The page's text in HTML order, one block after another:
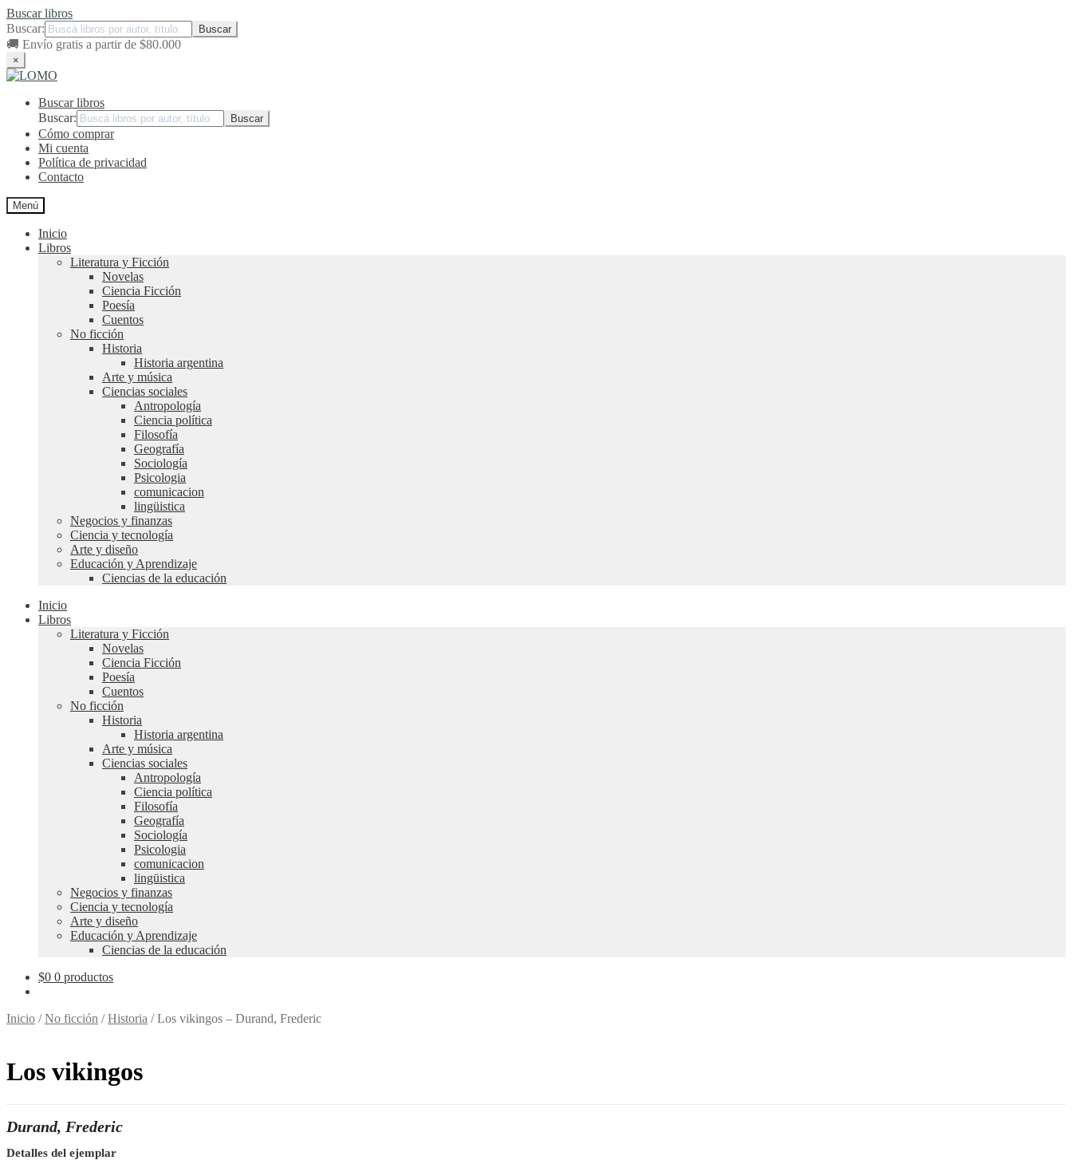
Buscar libros
Buscar:
🚚 Envío gratis a partir de $80.000
×
Ir
navegación
Ir
contenidoBuscar libros
Buscar:
Cómo comprar
Mi cuenta
Política de privacidad
Contacto
Menú
Inicio
Libros
Literatura y Ficción
Novelas
Ciencia Ficción
Poesía
Cuentos
No ficción
Historia
Historia argentina
Arte y música
Ciencias sociales
Antropología
Ciencia política
Filosofía
Geografía
Sociología
Psicologia
comunicacion
lingüistica
Negocios y finanzas
Ciencia y tecnología
Arte y diseño
Educación y Aprendizaje
Ciencias de la educación
Inicio
Libros
Literatura y Ficción
Novelas
Ciencia Ficción
Poesía
Cuentos
No ficción
Historia
Historia argentina
Arte y música
Ciencias sociales
Antropología
Ciencia política
Filosofía
Geografía
Sociología
Psicologia
comunicacion
lingüistica
Negocios y finanzas
Ciencia y tecnología
Arte y diseño
Educación y Aprendizaje
Ciencias de la educación
$0 0 productos
Inicio /No ficción /Historia /Los vikingos – Durand, Frederic
Los vikingos
Durand, Frederic
Detalles del ejemplar